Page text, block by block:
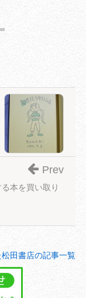
本を買い取り
Prev
田書店の記事一覧